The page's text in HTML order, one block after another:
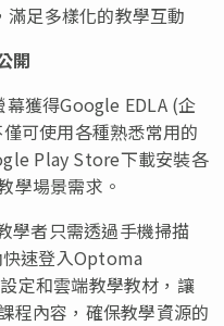
足多樣化的教學互動
開
獲得Google EDLA (企
可使用各種熟悉常用的
Play Store下載安裝各
學場景需求。
學者只需透過手機掃描
快速登入Optoma
定和雲端教學教材，讓
程內容，確保教學資源的